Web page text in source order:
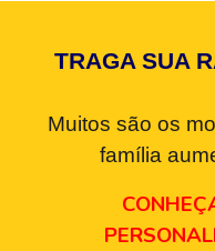
TRAGA SUA
Muitos são os
família